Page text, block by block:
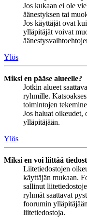
Jos kukaan ei ole
äänestyksen tai
Jos käyttäjät ovat
ylläpitäjät voivat
Ylös
Miksi en pääse alueelle?
Jotkin alueet
ryhmille.
toimintojen
Jos haluat oikeudet,
ylläpitäjään.
Ylös
Miksi en voi liittää
Liitetiedostojen
käyttäjän mukaan.
sallinut
ryhmät saattavat
foorumin
liitetiedostoja.